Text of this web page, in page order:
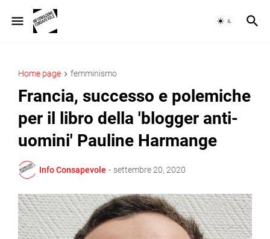
Home page femminismo
Francia, successo e polemiche
per il libro della 'blogger anti-
uomini' Pauline Harmange
Info Consapevole - settembre 20, 2020